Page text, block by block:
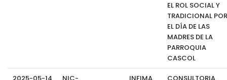
EL ROL SOCIAL Y
TRADICIONAL POR
EL DÍA DE LAS
MADRES DE LA
PARROQUIA
CASCOL